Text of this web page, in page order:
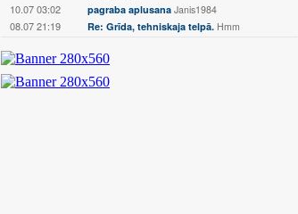
10.07 03:02 pagraba aplusana Janis1984
08.07 21:19 Re: Grīda, tehniskaja telpā. Hmm